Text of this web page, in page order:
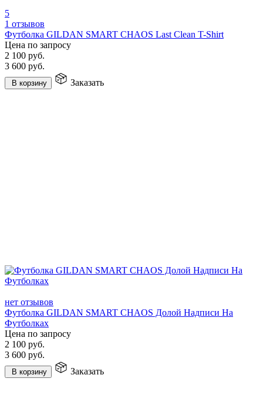
5
1 отзывов
Футболка GILDAN SMART CHAOS Last Clean T-Shirt
Цена по запросу
2 100 руб.
3 600 руб.
В корзину Заказать
нет отзывов
Футболка GILDAN SMART CHAOS Долой Надписи На
Футболках
Цена по запросу
2 100 руб.
3 600 руб.
В корзину Заказать